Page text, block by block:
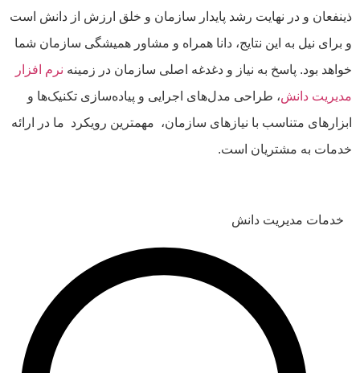
ذینفعان و در نهایت رشد پایدار سازمان و خلق ارزش از دانش است
و برای نیل به این نتایج، دانا همراه و مشاور همیشگی سازمان شما
خواهد بود. پاسخ به نیاز و دغدغه اصلی سازمان در زمینه نرم افزار
مدیریت دانش، طراحی مدل‌های اجرایی و پیاده‌سازی تکنیک‌ها و
ابزارهای متناسب با نیازهای سازمان، مهمترین رویکرد ما در ارائه
خدمات به مشتریان است.
خدمات مدیریت دانش